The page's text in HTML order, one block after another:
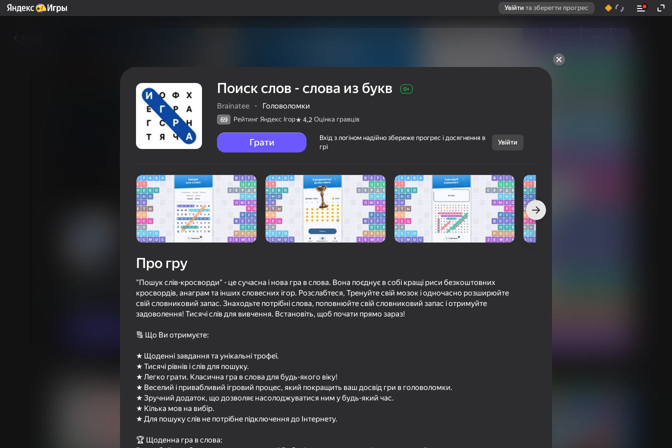
Увійти та зберегти прогрес
Поиск слов - слова из букв
Рейтинг Яндекс Ігор 4,2 Оцінка гравців 0+
Brainatee
Поиск слов - слова из букв 0+
Brainatee · Головоломки
69 Рейтинг Яндекс Ігор 4,2 Оцінка гравців
Грати
Вхід з логіном надійно збереже прогрес і досягнення в
грі
Увійти
Про гру
"Пошук слів-кросворди" - це сучасна і нова гра в слова. Вона поєднує в собі кращі риси безкоштовних
кросвордів, анаграм та інших словесних ігор. Розслабтеся, Тренуйте свій мозок і одночасно розширюйте
свій словниковий запас. Знаходьте потрібні слова, поповнюйте свій словниковий запас і отримуйте
задоволення! Тисячі слів для вивчення. Встановіть, щоб почати прямо зараз!
🔠 Що Ви отримуєте:
★ Щоденні завдання та унікальні трофеї.
★ Тисячі рівнів і слів для пошуку.
★ Легко грати. Класична гра в слова для будь-якого віку!
★ Веселий і привабливий ігровий процес, який покращить ваш досвід гри в головоломки.
★ Зручний додаток, що дозволяє насолоджуватися ним у будь-який час.
★ Кілька мов на вибір.
★ Для пошуку слів не потрібне підключення до Інтернету.
🏆 Щоденна гра в слова: